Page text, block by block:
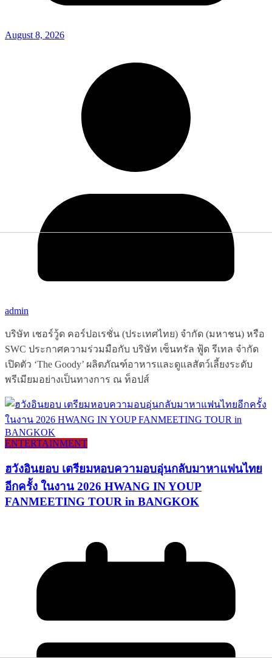
August 8, 2026
admin
บริษัท เชอร์วู้ด คอร์ปอเรชั่น (ประเทศไทย) จำกัด (มหาชน) หรือ
SWC ประกาศความร่วมมือกับ บริษัท เซ็นทรัล ฟู้ด รีเทล จำกัด
เปิดตัว ‘The Goody’ ผลิตภัณฑ์อาหารและดูแลสัตว์เลี้ยงระดับ
พรีเมียมอย่างเป็นทางการ ณ ท็อปส์
ENTERTAINMENT
ฮวังอินยอบ เตรียมหอบความอบอุ่นกลับมาหาแฟนไทย
อีกครั้ง ในงาน 2026 HWANG IN YOUP
FANMEETING TOUR in BANGKOK